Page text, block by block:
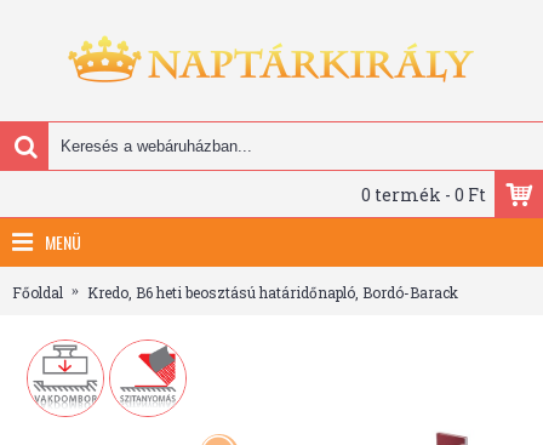
0 termék - 0 Ft
MENÜ
Főoldal Kredo, B6 heti beosztású határidőnapló, Bordó-Barack